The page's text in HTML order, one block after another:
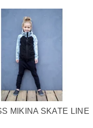
MIKINA SKATE LINE